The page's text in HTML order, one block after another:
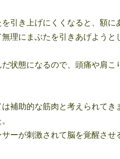
引き上げにくくなると、額に
理にまぶたを引きあげようと
状態になるので、頭痛や肩
補助的な筋肉と考えられて
ーが刺激されて脳を覚醒さ